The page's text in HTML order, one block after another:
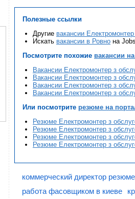
Полезные ссылки
Другие вакансии Електромонтер
Искать вакансии в Ровно на
Посмотрите похожие вакансии
Вакансии Електромонтер з
Вакансии Електромонтер з
Вакансии Електромонтер з
Вакансии Електромонтер з
Или посмотрите резюме на
Резюме Електромонтер з
Резюме Електромонтер з
Резюме Електромонтер з
Резюме Електромонтер з
коммерческий директор резюме
работа фасовщиком в киеве